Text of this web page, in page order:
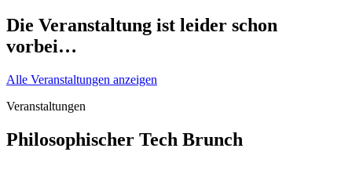
Die Veranstaltung ist leider schon
vorbei…
Alle Veranstaltungen anzeigen
Veranstaltungen
Philosophischer Tech Brunch